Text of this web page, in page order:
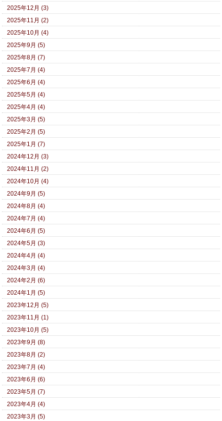
2025年12月 (3)
2025年11月 (2)
2025年10月 (4)
2025年9月 (5)
2025年8月 (7)
2025年7月 (4)
2025年6月 (4)
2025年5月 (4)
2025年4月 (4)
2025年3月 (5)
2025年2月 (5)
2025年1月 (7)
2024年12月 (3)
2024年11月 (2)
2024年10月 (4)
2024年9月 (5)
2024年8月 (4)
2024年7月 (4)
2024年6月 (5)
2024年5月 (3)
2024年4月 (4)
2024年3月 (4)
2024年2月 (6)
2024年1月 (5)
2023年12月 (5)
2023年11月 (1)
2023年10月 (5)
2023年9月 (8)
2023年8月 (2)
2023年7月 (4)
2023年6月 (6)
2023年5月 (7)
2023年4月 (4)
2023年3月 (5)